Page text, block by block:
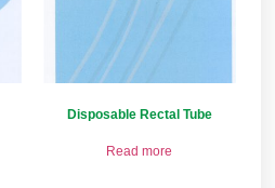
Disposable Rectal Tube
Read more